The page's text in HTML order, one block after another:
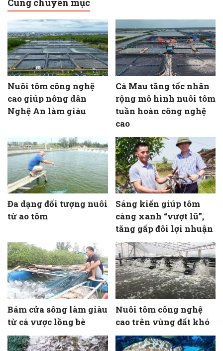
Cùng chuyên mục
Nuôi tôm công nghệ
cao giúp nông dân
Nghệ An làm giàu
Cà Mau tăng tốc nhân
rộng mô hình nuôi tôm
tuần hoàn công nghệ
cao
Đa dạng đối tượng nuôi
từ ao tôm
Sáng kiến giúp tôm
càng xanh “vượt lũ”,
tăng gấp đôi lợi nhuận
Bám cửa sông làm giàu
từ cá vược lồng bè
Nuôi tôm công nghệ
cao trên vùng đất khó